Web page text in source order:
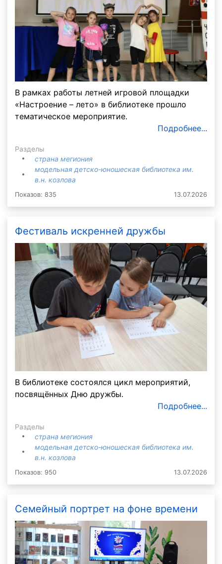
В рамках работы летней игровой площадки
«Настроение – лето» в библиотеке прошло
тематическое мероприятие.
Подробнее...
Разделы
страна мегиония
модельная детско-юношеская библиотека им.
в.н. козлова
Показов: 835 13.07.2026
Фестиваль искренней дружбы
В библиотеке состоялся цикл мероприятий,
посвящённых Дню дружбы.
Подробнее...
Разделы
страна мегиония
модельная детско-юношеская библиотека им.
в.н. козлова
Показов: 950 13.07.2026
Семейный портрет на фоне времени